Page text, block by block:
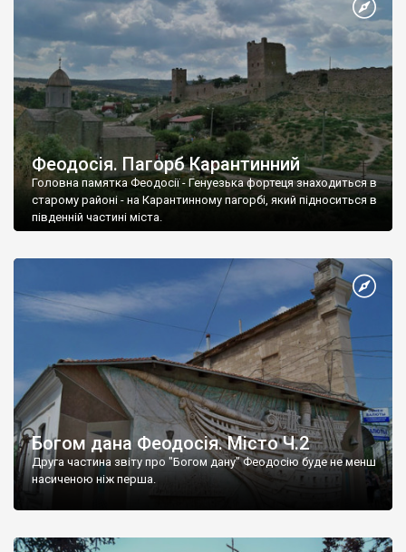
Феодосія. Пагорб Карантинний
Головна памятка Феодосії - Генуезька фортеця знаходиться в
старому районі - на Карантинному пагорбі, який підноситься в
південній частині міста.
Богом дана Феодосія. Місто Ч.2
Друга частина звіту про "Богом дану" Феодосію буде не менш
насиченою ніж перша.